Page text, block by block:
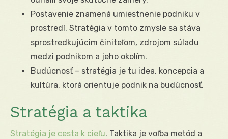
Postavenie znamená umiestnenie podniku v
prostredí. Stratégia v tomto zmysle sa stáva
sprostredkujúcim činiteľom, zdrojom súladu
medzi podnikom a jeho okolím.
Budúcnosť – stratégia je tu idea, koncepcia a
kultúra, ktorá orientuje podnik na budúcnosť.
Stratégia a taktika
Stratégia je cesta k cieľu. Taktika je voľba metód a